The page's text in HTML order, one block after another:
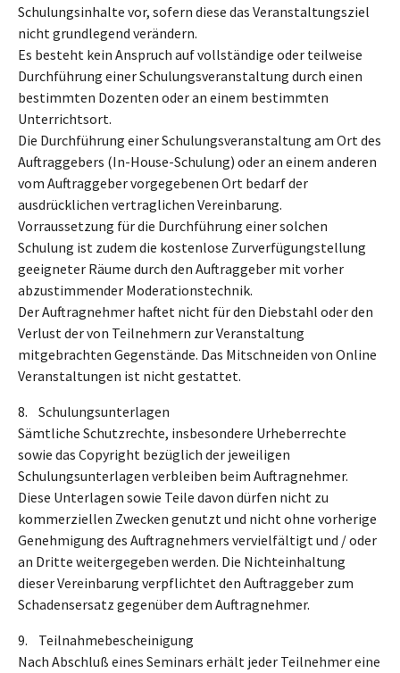
Schulungsinhalte vor, sofern diese das Veranstaltungsziel
nicht grundlegend verändern.
Es besteht kein Anspruch auf vollständige oder teilweise
Durchführung einer Schulungsveranstaltung durch einen
bestimmten Dozenten oder an einem bestimmten
Unterrichtsort.
Die Durchführung einer Schulungsveranstaltung am Ort des
Auftraggebers (In-House-Schulung) oder an einem anderen
vom Auftraggeber vorgegebenen Ort bedarf der
ausdrücklichen vertraglichen Vereinbarung.
Vorraussetzung für die Durchführung einer solchen
Schulung ist zudem die kostenlose Zurverfügungstellung
geeigneter Räume durch den Auftraggeber mit vorher
abzustimmender Moderationstechnik.
Der Auftragnehmer haftet nicht für den Diebstahl oder den
Verlust der von Teilnehmern zur Veranstaltung
mitgebrachten Gegenstände. Das Mitschneiden von Online
Veranstaltungen ist nicht gestattet.
8. Schulungsunterlagen
Sämtliche Schutzrechte, insbesondere Urheberrechte
sowie das Copyright bezüglich der jeweiligen
Schulungsunterlagen verbleiben beim Auftragnehmer.
Diese Unterlagen sowie Teile davon dürfen nicht zu
kommerziellen Zwecken genutzt und nicht ohne vorherige
Genehmigung des Auftragnehmers vervielfältigt und / oder
an Dritte weitergegeben werden. Die Nichteinhaltung
dieser Vereinbarung verpflichtet den Auftraggeber zum
Schadensersatz gegenüber dem Auftragnehmer.
9. Teilnahmebescheinigung
Nach Abschluß eines Seminars erhält jeder Teilnehmer eine